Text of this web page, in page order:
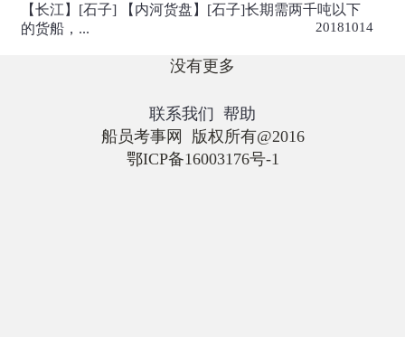
【长江】[石子] 【内河货盘】[石子]长期需两千吨以下
的货船，...
20181014
没有更多
联系我们 帮助
船员考事网 版权所有@2016
鄂ICP备16003176号-1